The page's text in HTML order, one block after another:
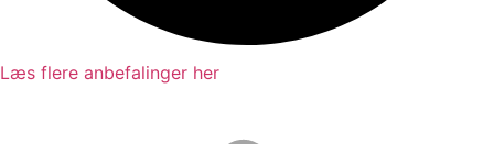
Læs flere anbefalinger her